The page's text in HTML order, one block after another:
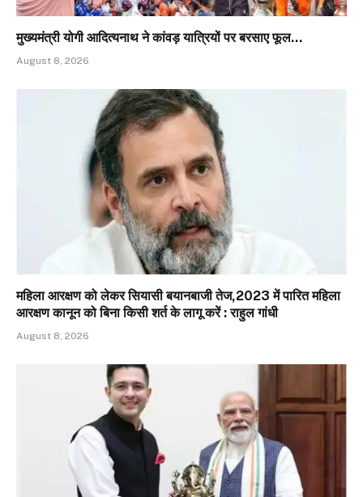
मुख्यमंत्री योगी आदित्यनाथ ने कांवड़ यात्रियों पर बरसाए फूल…
August 8, 2026
महिला आरक्षण को लेकर सियासी बयानबाजी तेज,2023 में पारित महिला
आरक्षण कानून को बिना किसी शर्त के लागू करें : राहुल गांधी
August 8, 2026